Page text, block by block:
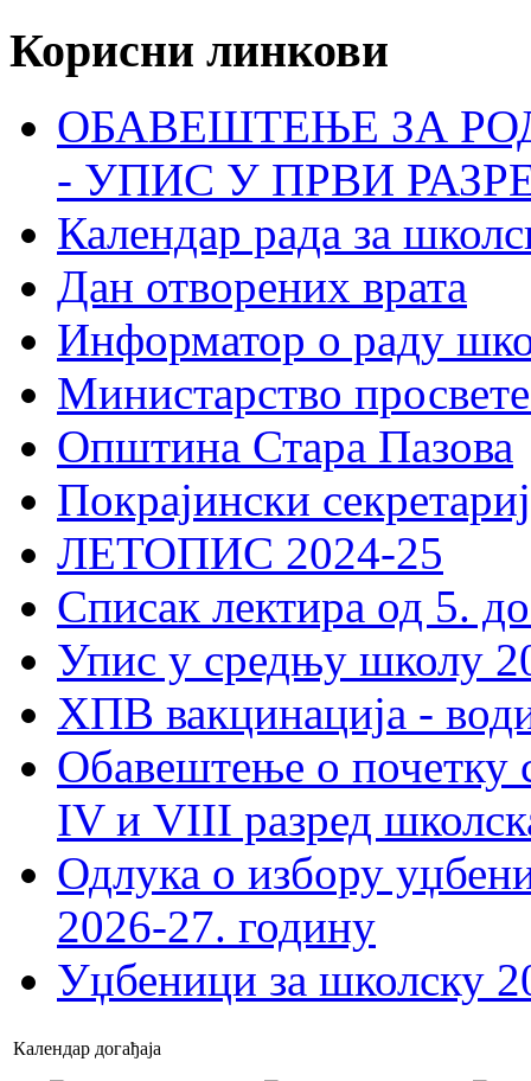
Корисни линкови
ОБАВЕШТЕЊЕ ЗА
- УПИС У ПРВИ
Календар рада за
Дан отворених врата
Информатор о раду
Министарство
Општина Стара Пазова
Покрајински
ЛЕТОПИС 2024-25
Списак лектира од 5.
Упис у средњу школу
ХПВ вакцинација -
Обавештење о почетку
IV и VIII разред
Одлука о избору
2026-27. годину
Уџбеници за школску
Календар догађаја